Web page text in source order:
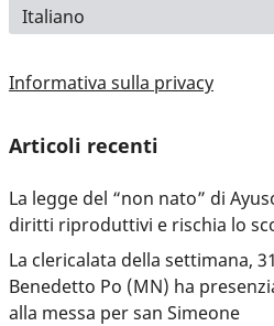
Informativa sulla privacy
Articoli recenti
La legge del “non nato” di
diritti riproduttivi e rischia lo
La clericalata della settimana,
Benedetto Po (MN) ha
alla messa per san Simeone